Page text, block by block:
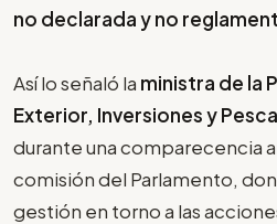
no declarada y no
Así lo señaló la ministra de la
Exterior, Inversiones y
durante una comparecencia
comisión del Parlamento,
gestión en torno a las